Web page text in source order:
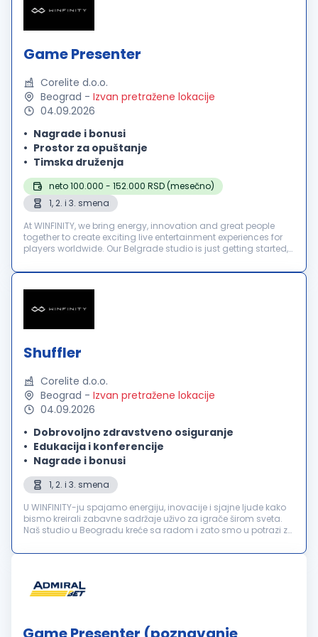
Game Presenter
Corelite d.o.o.
Beograd - Izvan pretražene lokacije
04.09.2026
Nagrade i bonusi
Prostor za opuštanje
Timska druženja
neto 100.000 - 152.000 RSD (mesečno)
1, 2. i 3. smena
At WINFINITY, we bring energy, innovation and great people
together to create exciting live entertainment experiences for
players worldwide. Our Belgrade studio is just getting started,
te...
Shuffler
Corelite d.o.o.
Beograd - Izvan pretražene lokacije
04.09.2026
Dobrovoljno zdravstveno osiguranje
Edukacija i konferencije
Nagrade i bonusi
1, 2. i 3. smena
U WINFINITY-ju spajamo energiju, inovacije i sjajne ljude kako
bismo kreirali zabavne sadržaje uživo za igrače širom sveta.
Naš studio u Beogradu kreće sa radom i zato smo u potrazi za